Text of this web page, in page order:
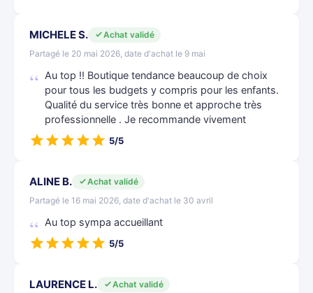
MICHELE S.
Achat validé
Partagé le 20 mai 2026, date d'achat le 9 mai
Au top !! Boutique tendance beaucoup de choix
pour tous les budgets y compris pour les enfants.
Qualité du service très bonne et approche très
professionnelle . Je recommande vivement
5/5
ALINE B.
Achat validé
Partagé le 16 mai 2026, date d'achat le 30 avril
Au top sympa accueillant
5/5
LAURENCE L.
Achat validé